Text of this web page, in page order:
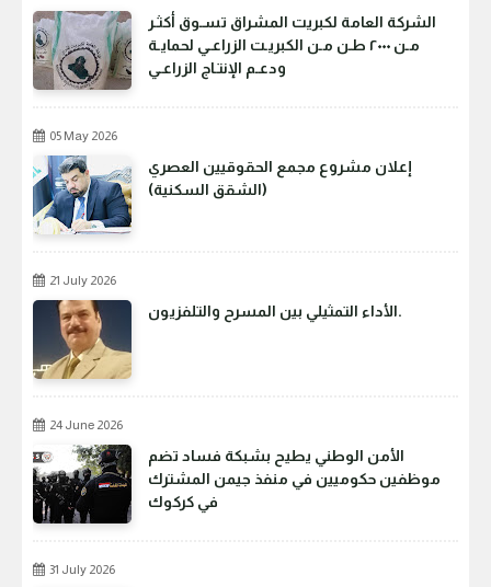
الشركة العامة لكبريت المشراق تسـوق أكثـر
مـن ٢٠٠٠ طـن مـن الكبريـت الزراعـي لحمايـة
ودعـم الإنتـاج الزراعـي
05 May 2026
إعلان مشروع مجمع الحقوقيين العصري
(الشقق السكنية)
21 July 2026
الأداء التمثيلي بين المسرح والتلفزيون.
24 June 2026
الأمن الوطني يطيح بشبكة فساد تضم
موظفين حكوميين في منفذ جيمن المشترك
في كركوك
31 July 2026